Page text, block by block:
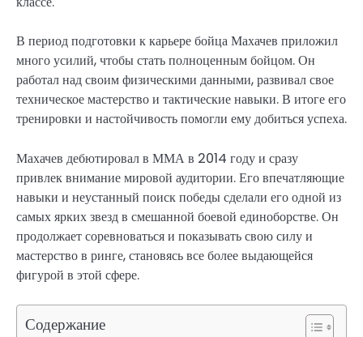
В период подготовки к карьере бойца Махачев приложил
много усилий, чтобы стать полноценным бойцом. Он
работал над своим физическими данными, развивал свое
техническое мастерство и тактические навыки. В итоге его
тренировки и настойчивость помогли ему добиться успеха.
Махачев дебютировал в ММА в 2014 году и сразу
привлек внимание мировой аудитории. Его впечатляющие
навыки и неустанный поиск победы сделали его одной из
самых ярких звезд в смешанной боевой единоборстве. Он
продолжает соревноваться и показывать свою силу и
мастерство в ринге, становясь все более выдающейся
фигурой в этой сфере.
Содержание